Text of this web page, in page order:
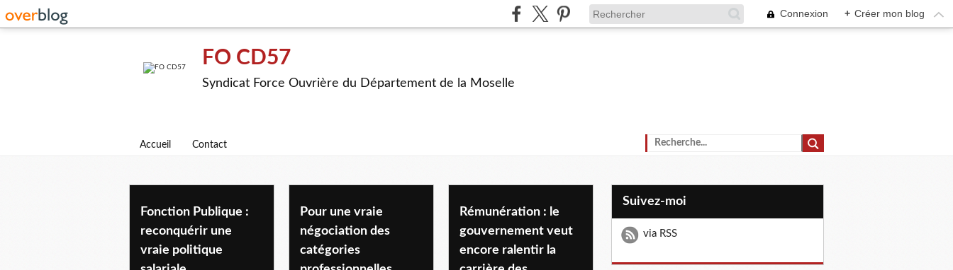
Connexion + Créer mon blog
FO CD57
Syndicat Force Ouvrière du Département de la Moselle
Accueil Contact
Fonction Publique :
reconquérir une
vraie politique
Pour une vraie
négociation des
catégories
Rémunération : le
gouvernement veut
encore ralentir la
Suivez-moi
via RSS